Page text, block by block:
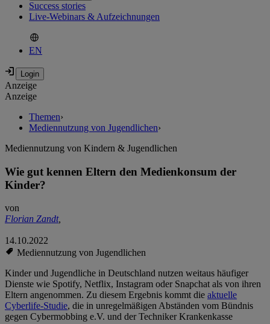
Success stories
Live-Webinars & Aufzeichnungen
EN
Anzeige
Anzeige
Themen›
Mediennutzung von Jugendlichen›
Mediennutzung von Kindern & Jugendlichen
Wie gut kennen Eltern den Medienkonsum der
Kinder?
von
Florian Zandt,
14.10.2022
Mediennutzung von Jugendlichen
Kinder und Jugendliche in Deutschland nutzen weitaus häufiger
Dienste wie Spotify, Netflix, Instagram oder Snapchat als von ihren
Eltern angenommen. Zu diesem Ergebnis kommt die aktuelle
Cyberlife-Studie, die in unregelmäßigen Abständen vom Bündnis
gegen Cybermobbing e.V. und der Techniker Krankenkasse